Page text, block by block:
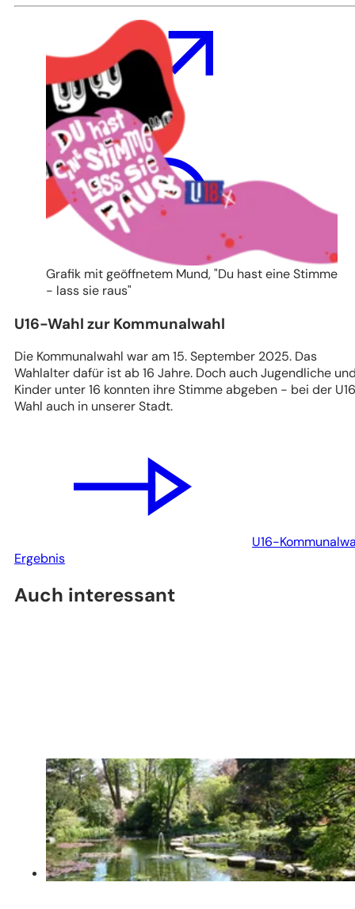
Grafik mit geöffnetem Mund, "Du hast eine Stimme
- lass sie raus"
U16-Wahl zur Kommunalwahl
Die Kommunalwahl war am 15. September 2025. Das
Wahlalter dafür ist ab 16 Jahre. Doch auch Jugendliche
Kinder unter 16 konnten ihre Stimme abgeben - bei der
Wahl auch in unserer Stadt.
U16-
Ergebnis
Auch interessant